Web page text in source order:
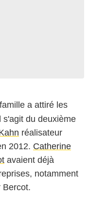
a attiré les
du deuxième
réalisateur
2012. Catherine
avaient déjà
notamment
Bercot.